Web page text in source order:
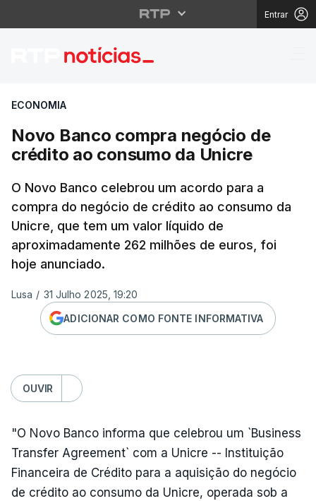
Entrar
Novo Banco compra
ECONOMIA
Novo Banco compra negócio de
crédito ao consumo da Unicre
O Novo Banco celebrou um acordo para a
compra do negócio de crédito ao consumo da
Unicre, que tem um valor líquido de
aproximadamente 262 milhões de euros, foi
hoje anunciado.
Lusa / 31 Julho 2025, 19:20
ADICIONAR COMO FONTE INFORMATIVA
OUVIR
"O Novo Banco informa que celebrou um `Business
Transfer Agreement` com a Unicre -- Instituição
Financeira de Crédito para a aquisição do negócio
de crédito ao consumo da Unicre, operada sob a